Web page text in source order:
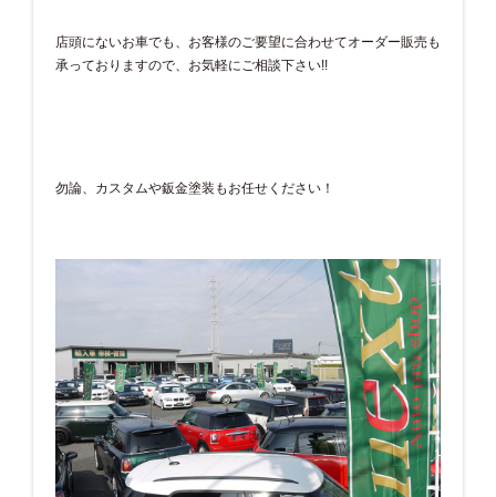
店頭にないお車でも、お客様のご要望に合わせてオーダー販売も
承っておりますので、お気軽にご相談下さい!!
勿論、カスタムや鈑金塗装もお任せください！